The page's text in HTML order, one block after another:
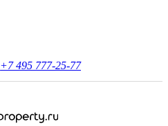
+7 495 777-25-77